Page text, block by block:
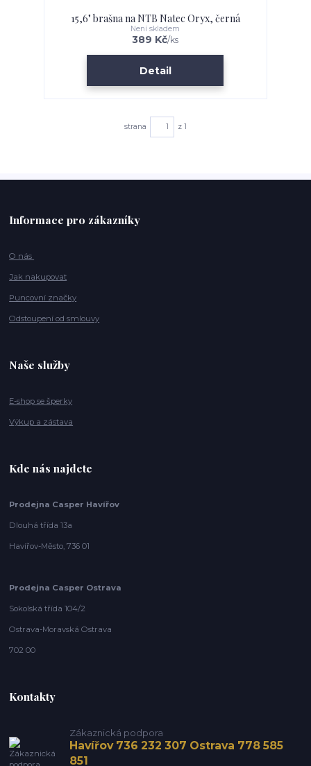
15,6" brašna na NTB Natec Oryx, černá
389 Kč/ks
Není skladem
Detail
strana z 1
Informace pro zákazníky
O nás
Jak nakupovat
Puncovní značky
Odstoupení od smlouvy
Naše služby
E-shop se šperky
Výkup a zástava
Kde nás najdete
Prodejna Casper Havířov
Dlouhá třída 13a
Havířov-Město, 736 01
Prodejna Casper Ostrava
Sokolská třída 104/2
Ostrava-Moravská Ostrava
702 00
Kontakty
Zákaznická podpora
Havířov 736 232 307 Ostrava 778 585
851